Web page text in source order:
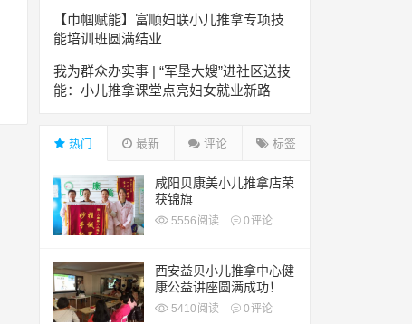
【巾帼赋能】富顺妇联小儿推拿专项技
能培训班圆满结业
我为群众办实事 | “军垦大嫂”进社区送技
能：小儿推拿课堂点亮妇女就业新路
热门 最新 评论 标签
咸阳贝康美小儿推拿店荣
获锦旗
5556 阅读 0评论
西安益贝小儿推拿中心健
康公益讲座圆满成功！
5410 阅读 0评论